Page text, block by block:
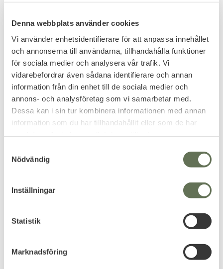
Denna webbplats använder cookies
Vi använder enhetsidentifierare för att anpassa innehållet
och annonserna till användarna, tillhandahålla funktioner
för sociala medier och analysera vår trafik. Vi
vidarebefordrar även sådana identifierare och annan
information från din enhet till de sociala medier och
annons- och analysföretag som vi samarbetar med.
Dessa kan i sin tur kombinera informationen med annan
information som du har tillhandahållit eller som de har
Nödvändig
Inställningar
Statistik
Marknadsföring
Lägg till i favoriter
Rothco Fingervantar i
ulll
249KR